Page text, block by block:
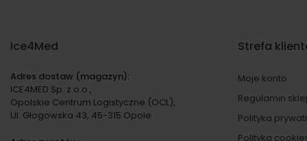
NR – Półmaska jednokrotnego użytku
NDS – Najwyższe Dopuszczalne Stężenie –
godzinnego tygodniowego wymiaru czasu pracy
w jego przyszłych pokoleniach.
Renomowani producenci
W naszej ofercie znajdziesz produkty uznanych
Bisaf– maski o doskonałej wydajności filtracji i
Opharm
– nowoczesne rozwiązania ochrony
Ice4Med
Adres dostaw (magazyn):
ICE4MED Sp. z o.o.,
Opolskie Centrum Logistyczne (OCL),
Ul. Głogowska 43, 45-315 Opole
Strefa
Moje konto
Regulamin
Polityka
Polityka